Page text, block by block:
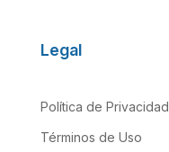
Legal
Política de Privacidad
Términos de Uso